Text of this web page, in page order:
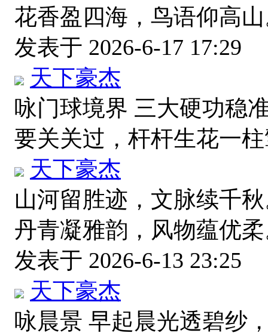
花香盈四海，鸟语仰高
发表于 2026-6-17 17:29
天下豪杰
咏门球境界 三大硬功稳
要关关过，杆杆生花一
天下豪杰
山河留胜迹，文脉续千
丹青凝雅韵，风物蕴优
发表于 2026-6-13 23:25
天下豪杰
咏晨景 早起晨光透碧纱